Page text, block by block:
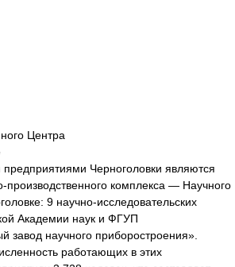
Центра
Черноголовки являются
производственного комплекса — Научного
9 научно-исследовательских
Академии наук и ФГУП
завод научного приборостроения».
работающих в этих